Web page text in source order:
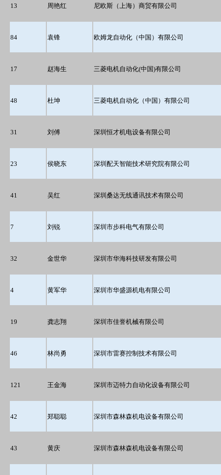
13 周艳红 尼欧斯（上海）商贸有限公司
84 袁锋 欧姆龙自动化（中国）有限公司
17 赵海生 三菱电机自动化(中国)有限公司
48 杜坤 三菱电机自动化（中国）有限公司
31 刘傅 深圳恒才机电设备有限公司
23 侯晓东 深圳配天智能技术研究院有限公司
41 吴红 深圳桑达无线通讯技术有限公司
7 刘锐 深圳市步科电气有限公司
32 金世华 深圳市华海科技研发有限公司
4 黄军华 深圳市华盛源机电有限公司
19 龚志翔 深圳市佳誉机械有限公司
46 林尚勇 深圳市雷赛控制技术有限公司
121 王金海 深圳市迈特力自动化设备有限公司
42 郑聪聪 深圳市森林森机电设备有限公司
43 黄庆 深圳市森林森机电设备有限公司